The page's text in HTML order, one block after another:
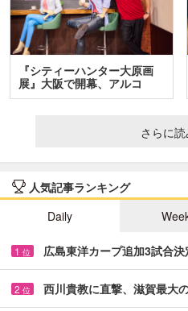
『シティーハンター大原画
展』大阪で開幕、アルコ
＆…
さらに
人気記事ランキング
Daily
1 位 広島東洋カープ追加3試合
2 位 西川貴教に直撃、滋賀最大